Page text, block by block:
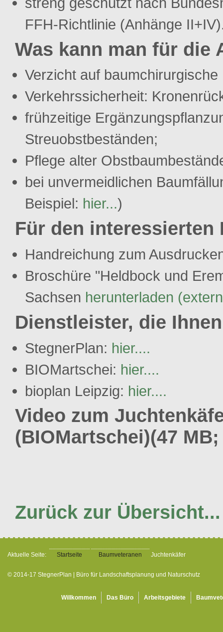
FFH-Richtlinie (Anhänge
Was kann man für die
Verzicht auf
Verkehrssicherheit:
frühzeitige
Streuobstbeständen;
Pflege alter
bei unvermeidlichen
Beispiel: hier...)
Für den interessierten
Handreichung zum
Broschüre "Heldbock und
Sachsen herunterladen
Dienstleister, die
StegnerPlan: hier....
BIOMartschei: hier....
bioplan Leipzig: hier....
Video zum
(BIOMartschei)(47
Zurück zur Übersicht...
Aktuelle Seite: Startseite Baumveteranen Juchtenkäfer
© 2014-17 StegnerPlan | Büro für Landschaftsplanung und Naturschutz
Willkommen Das Büro Arbeitsgebiete